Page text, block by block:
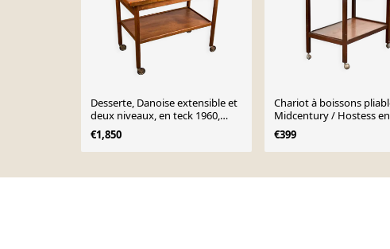
Desserte, Danoise extensible et
deux niveaux, en teck 1960,
Kurt Ostervig.
€1,850
Chariot à boissons
Midcentury / Hostess
€399